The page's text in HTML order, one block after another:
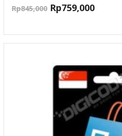
Rp845,000 Rp759,000